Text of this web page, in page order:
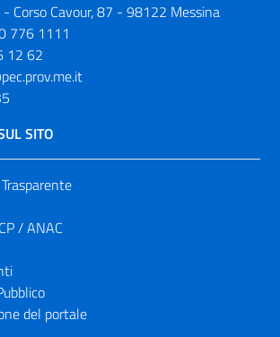
- Corso Cavour, 87 - 98122 Messina
776 1111
12 62
SITO
/ ANAC
del portale